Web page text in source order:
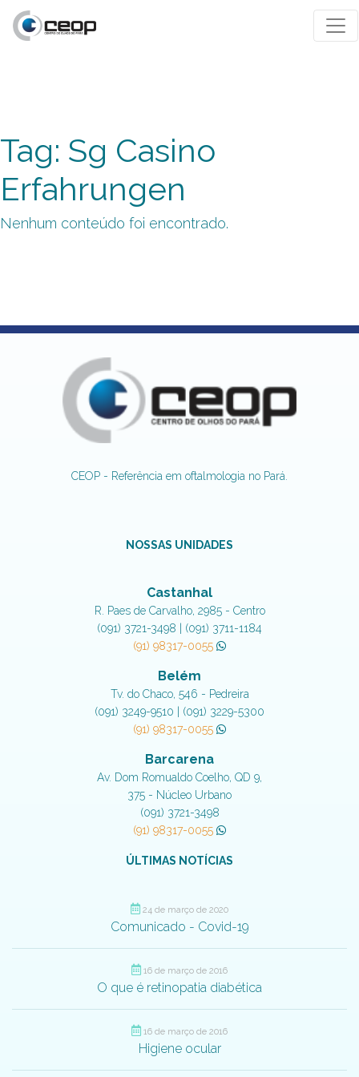
Tag: Sg Casino
Erfahrungen
Nenhum conteúdo foi encontrado.
CEOP - Referência em oftalmologia no Pará.
NOSSAS UNIDADES
Castanhal
R. Paes de Carvalho, 2985 - Centro
(091) 3721-3498 | (091) 3711-1184
(91) 98317-0055
Belém
Tv. do Chaco, 546 - Pedreira
(091) 3249-9510 | (091) 3229-5300
(91) 98317-0055
Barcarena
Av. Dom Romualdo Coelho, QD 9,
375 - Núcleo Urbano
(091) 3721-3498
(91) 98317-0055
ÚLTIMAS NOTÍCIAS
24 de março de 2020
Comunicado - Covid-19
16 de março de 2016
O que é retinopatia diabética
16 de março de 2016
Higiene ocular